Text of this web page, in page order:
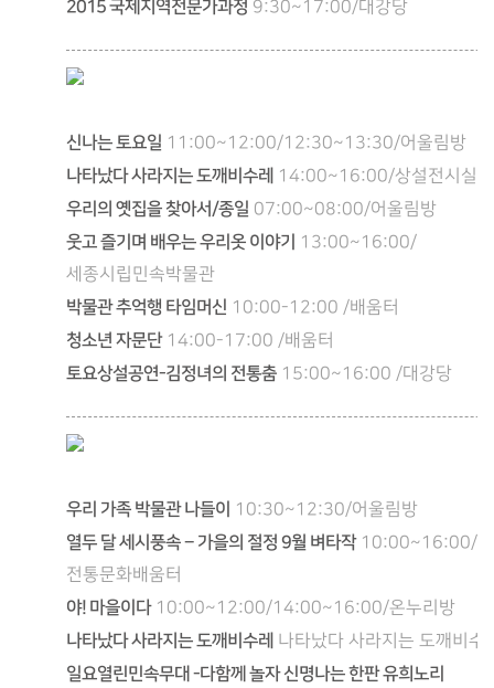
2015 국제지역전문가과정 9:30~17:00/대강당
신나는 토요일 11:00~12:00/12:30~13:30/어울림방
나타났다 사라지는 도깨비수레 14:00~16:00/상설전시실
우리의 옛집을 찾아서/종일 07:00~08:00/어울림방
웃고 즐기며 배우는 우리옷 이야기
13:00~16:00/
세종시립민속박물관
박물관 추억행 타임머신 10:00-12:00 /배움터
청소년 자문단 14:00-17:00 /배움터
토요상설공연-김정녀의 전통춤 15:00~16:00 /대강당
우리 가족 박물관 나들이 10:30~12:30/어울림방
열두 달 세시풍속 – 가을의 절정 9월 벼타작 10:00~16:00/
전통문화배움터
야! 마을이다 10:00~12:00/14:00~16:00/온누리방
나타났다 사라지는 도깨비수레 나타났다 사라지는 도깨비수
일요열린민속무대 -다함께 놀자 신명나는 한판 유희노리